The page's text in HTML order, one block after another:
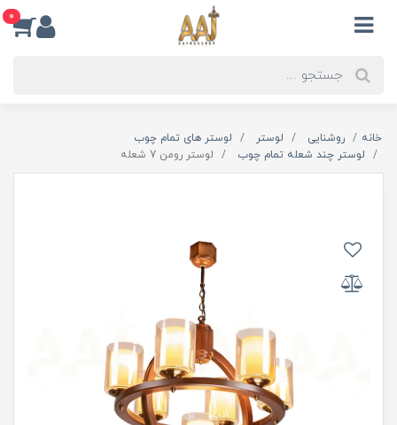
0
خانه روشنایی لوستر
لوستر های تمام چوب
لوستر چند شعله تمام چوب
لوستر رومن 7 شعله